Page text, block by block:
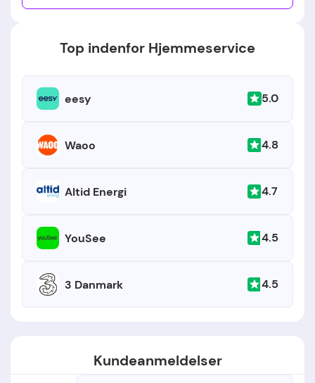
Top indenfor Hjemmeservice
eesy 5.0
Waoo 4.8
Altid Energi 4.7
YouSee 4.5
3 Danmark 4.5
Kundeanmeldelser